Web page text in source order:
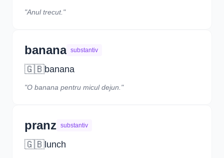
"Anul trecut."
banana substantiv
🇬🇧banana
"O banana pentru micul dejun."
pranz substantiv
🇬🇧 lunch